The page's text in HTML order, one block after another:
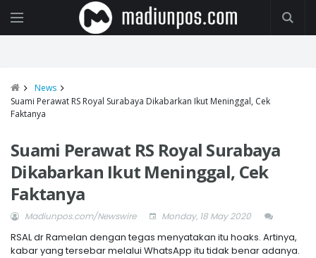
News
Suami Perawat RS Royal Surabaya Dikabarkan Ikut Meninggal, Cek
Faktanya
Suami Perawat RS Royal Surabaya
Dikabarkan Ikut Meninggal, Cek
Faktanya
Madiunpos.com/Newswire Monday, 18 May 2020
RSAL dr Ramelan dengan tegas menyatakan itu hoaks. Artinya,
kabar yang tersebar melalui WhatsApp itu tidak benar adanya.